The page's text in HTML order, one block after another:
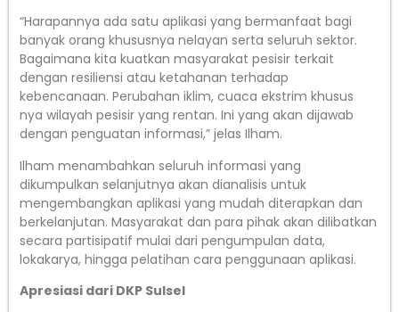
“Harapannya ada satu aplikasi yang bermanfaat bagi
banyak orang khususnya nelayan serta seluruh sektor.
Bagaimana kita kuatkan masyarakat pesisir terkait
dengan resiliensi atau ketahanan terhadap
kebencanaan. Perubahan iklim, cuaca ekstrim khusus
nya wilayah pesisir yang rentan. Ini yang akan dijawab
dengan penguatan informasi,” jelas Ilham.
Ilham menambahkan seluruh informasi yang
dikumpulkan selanjutnya akan dianalisis untuk
mengembangkan aplikasi yang mudah diterapkan dan
berkelanjutan. Masyarakat dan para pihak akan dilibatkan
secara partisipatif mulai dari pengumpulan data,
lokakarya, hingga pelatihan cara penggunaan aplikasi.
Apresiasi dari DKP Sulsel